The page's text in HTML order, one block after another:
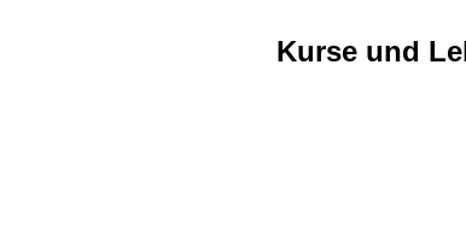
Kurse und